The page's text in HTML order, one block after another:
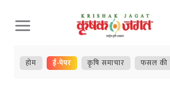
Skip
to
content
होम ई-पेपर कृषि समाचार फसल की